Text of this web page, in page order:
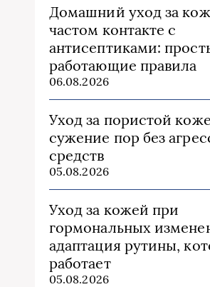
Домашний уход за
частом контакте с
антисептиками:
работающие правила
06.08.2026
Уход за пористой
сужение пор без
средств
05.08.2026
Уход за кожей при
гормональных
адаптация рутины,
работает
05.08.2026